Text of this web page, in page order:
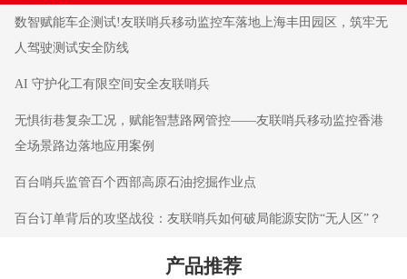
数智赋能车企测试!友联哨兵移动监控车落地上海丰田园区，筑牢无
人驾驶测试安全防线
AI 守护化工有限空间安全友联哨兵
无惧街巷复杂工况，赋能智慧路网管控——友联哨兵移动监控香港
全场景路边落地应用案例
百台哨兵监管百个西部高原石油挖掘作业点
百台订单背后的攻坚战役：友联哨兵如何破局能源安防“无人区”？
产品推荐